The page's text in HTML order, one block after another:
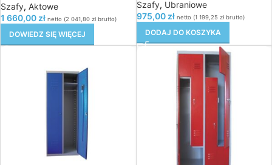
Szafy, Aktowe
1 660,00 zł netto (2 041,80 zł brutto)
DOWIEDZ SIĘ WIĘCEJ
Szafy, Ubraniowe
975,00 zł netto (1 199,25 złbrutto)
DODAJ DO KOSZYKA